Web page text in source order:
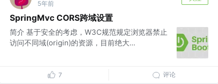
5年前
SpringMvc CORS跨域设置
简介 基于安全的考虑，W3C规范规定浏览器禁止
访问不同域(origin)的资源，目前绝大...
7 评论